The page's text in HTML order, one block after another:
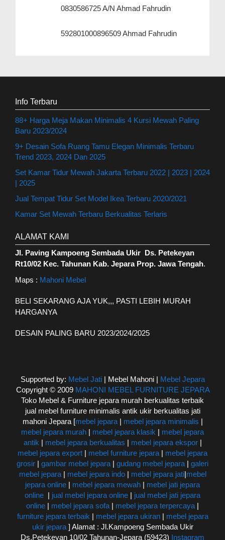
0830586725 A/N Ahmad Fahrudin
592801000896509 Ahmad Fahrudin
Info Terbaru
88+ Harga Meja Makan Minimalis 4 Kursi Mewah Paling
Baru 2023/2024
9+ Desain Sofa Ruang Tamu Elegan Minimalis Terbaru
Trend 2023, 2024 Dan 2025
Set Kamar Tidur Mewah Jakarta Terbaru 2022 | 2023 | 2024
| 2025
Jual Tempat Tidur Set Model Ikea Terbaru 2020/2021
Kamar Set Mewah Terbaru Berkualitas Terlaris
ALAMAT KAMI
Jl. Paving Kampoeng Sembada Ukir Ds. Petekeyan
Rt10/02 Kec. Tahunan Kab. Jepara Prop. Jawa Tengah.
Maps : Mahoni Mebel
BELI SEKARANG AJA YUK,,, PASTI LEBIH MURAH
HARGANYA
DESAIN PALING BARU 2023/2024/2025
Supported by: Mebel Jati| Mebel Mahoni | Mebel Jepara
Copyright © 2009 MAHONI MEBEL FURNITURE JEPARA
Toko Mebel & Furniture jepara murah berkualitas terbaik
jual mebel furniture minimalis antik ukir berkualitas jati
mahoni Jepara [mebel jepara| mebel jepara minimalis |
mebel jepara murah | mebel jepara klasik | mebel jepara
antik | mebel jepara berkualitas | mebel jepara ekspor|
mebel jepara export | mebel furniture jepara | mebel jepara
grosir | gambar mebel jepara | gudang mebel jepara | galeri
mebel jepara| mebel jepara indo| mebel jepara jati|mebel
jepara online | mebel jepara mewah | mebel jati jepara
online | jual mebel jepara online | jual mebel jati jepara
online | mebel jepara sofa | mebel jepara terpercaya |
furniture jepara terbaik | mebel jepara ukiran| mebel jepara
ukir jepara ] Alamat : Jl.Kampoeng Sembada Ukir
Ds.Petekeyan 10/02 Tahunan-Jepara (59423) Instagram